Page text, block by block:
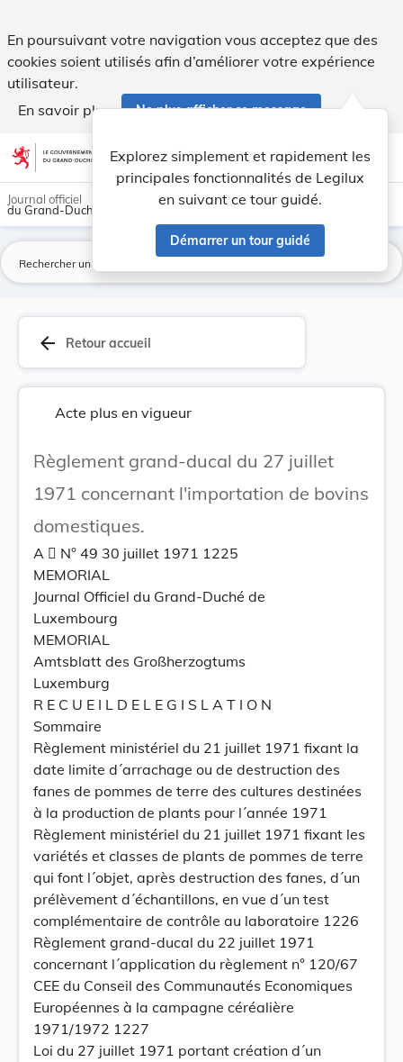
En poursuivant votre navigation vous acceptez que des
cookies soient utilisés afin d’améliorer votre expérience
utilisateur.
En savoir plus
Ne plus afficher ce message
Aller au contenu account_circle help Aide
Explorez simplement et rapidement les
principales fonctionnalités de Legilux
en suivant ce tour guidé.
Démarrer un tour guidé
light_mode dark_mode
Journal officiel
du Grand-Duché de Luxembourg
arrow_back Retour accueil
Acte plus en vigueur
Règlement grand-ducal du 27 juillet
1971 concernant l'importation de bovins
domestiques.
A  N° 49 30 juillet 1971 1225
MEMORIAL
Journal Officiel du Grand-Duché de
Luxembourg
MEMORIAL
Amtsblatt des Großherzogtums
Luxemburg
R E C U E I L D E L E G I S L A T I O N
Sommaire
Règlement ministériel du 21 juillet 1971 fixant la
date limite d´arrachage ou de destruction des
fanes de pommes de terre des cultures destinées
à la production de plants pour l´année 1971
Règlement ministériel du 21 juillet 1971 fixant les
variétés et classes de plants de pommes de terre
qui font l´objet, après destruction des fanes, d´un
prélèvement d´échantillons, en vue d´un test
complémentaire de contrôle au laboratoire 1226
Règlement grand-ducal du 22 juillet 1971
concernant l´application du règlement n° 120/67
CEE du Conseil des Communautés Economiques
Européennes à la campagne céréalière
1971/1972 1227
Loi du 27 juillet 1971 portant création d´un